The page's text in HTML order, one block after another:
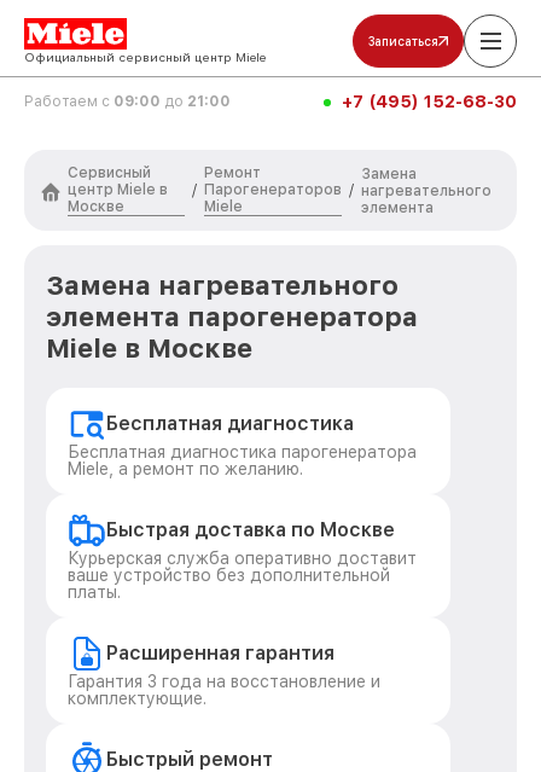
Официальный сервисный центр Miele
Записаться
Работаем с 09:00 до 21:00 +7 (495) 152-68-30
Сервисный
центр Miele в
Москве
/
Ремонт
Парогенераторов
Miele
/
Замена
нагревательного
элемента
Замена нагревательного
элемента парогенератора
Miele в Москве
Бесплатная диагностика
Бесплатная диагностика парогенератора
Miele, а ремонт по желанию.
Быстрая доставка по Москве
Курьерская служба оперативно доставит
ваше устройство без дополнительной
платы.
Расширенная гарантия
Гарантия 3 года на восстановление и
комплектующие.
Быстрый ремонт